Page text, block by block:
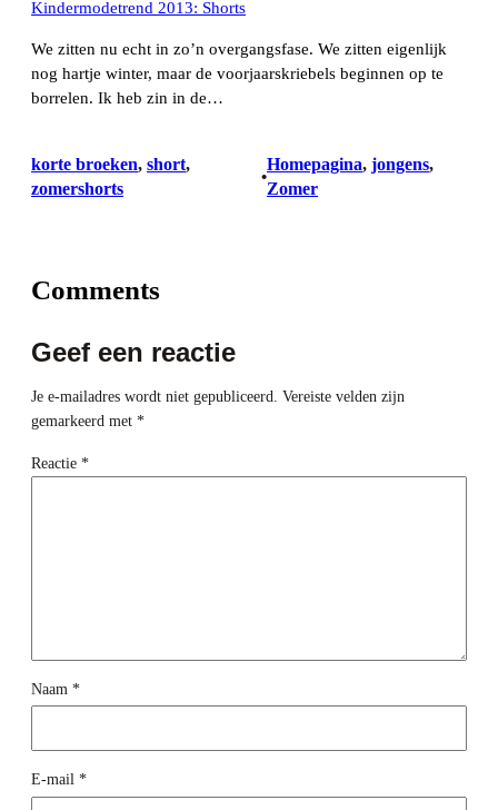
Kindermodetrend 2013: Shorts
We zitten nu echt in zo’n overgangsfase. We zitten eigenlijk
nog hartje winter, maar de voorjaarskriebels beginnen op te
borrelen. Ik heb zin in de…
korte broeken, short
zomershorts
•
Homepagina, jongens
Zomer
Comments
Geef een reactie
Je e-mailadres wordt niet gepubliceerd.
Vereiste velden zijn
gemarkeerd met *
Reactie *
Naam *
E-mail *